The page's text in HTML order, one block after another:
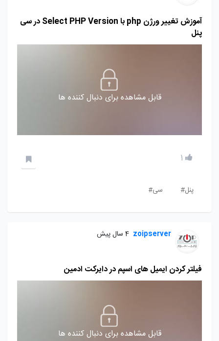
آموزش تغییر ورژن php با Select PHP Version در سی
پنل
قابل مشاهده برای دنبال کننده ها
1
پنل# سی#
zoipserver 4 سال پیش
فیلتر کردن ایمیل های اسپم در دایرکت ادمین
قابل مشاهده برای دنبال کننده ها